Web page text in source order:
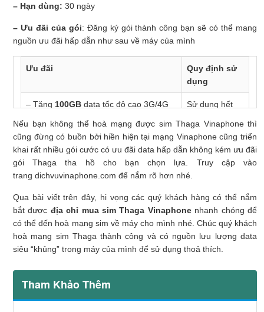
– Hạn dùng: 30 ngày
– Ưu đãi của gói: Đăng ký gói thành công bạn sẽ có thể mang
nguồn ưu đãi hấp dẫn như sau về máy của mình
Ưu đãi
Quy định sử
dụng
– Tặng 100GB data tốc độ cao 3G/4G
vùng Zone- Tặng 2GB data tốc độ cao
3G/4G để truy cập internet ngoài vùng
Zone
Sử dụng hết
thống sẽ tự
động ngắt kết
nối mạng.
Nếu bạn không thể hoà mạng được sim Thaga Vinaphone thì
cũng đừng có buồn bởi hiền hiện tại mạng Vinaphone cũng triển
khai rất nhiều gói cước có ưu đãi data hấp dẫn không kém ưu đãi
gói Thaga tha hồ cho bạn chọn lựa. Truy cập vào
trang dichvuvinaphone.com để nắm rõ hơn nhé.
Qua bài viết trên đây, hi vọng các quý khách hàng có thể nắm
bắt được địa chỉ mua sim Thaga Vinaphonenhanh chóng để
có thể đến hoà mạng sim về máy cho mình nhé. Chúc quý khách
hoà mạng sim Thaga thành công và có nguồn lưu lượng data
siêu “khủng” trong máy của mình để sử dụng thoả thích.
Tham Khảo Thêm